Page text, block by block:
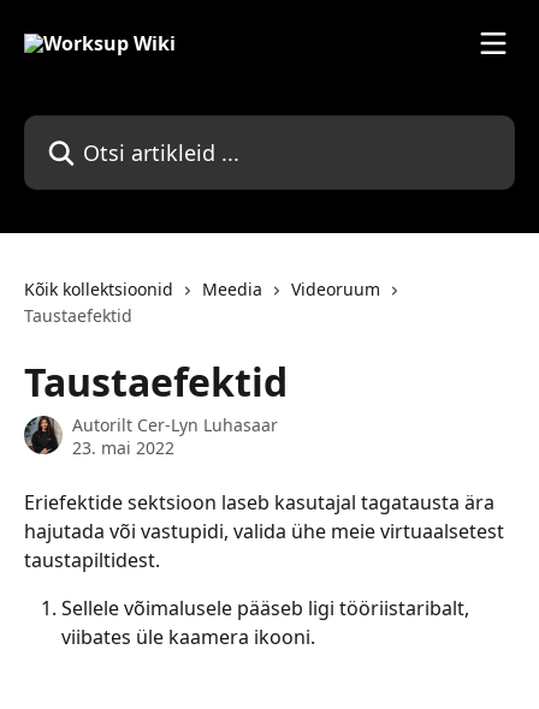
Otsi artikleid ...
Kõik kollektsioonid Meedia
Videoruum
Taustaefektid
Taustaefektid
Autorilt Cer-Lyn Luhasaar
23. mai 2022
Eriefektide sektsioon laseb kasutajal tagatausta ära
hajutada või vastupidi, valida ühe meie virtuaalsetest
taustapiltidest.
Sellele võimalusele pääseb ligi tööriistaribalt,
viibates üle kaamera ikooni.